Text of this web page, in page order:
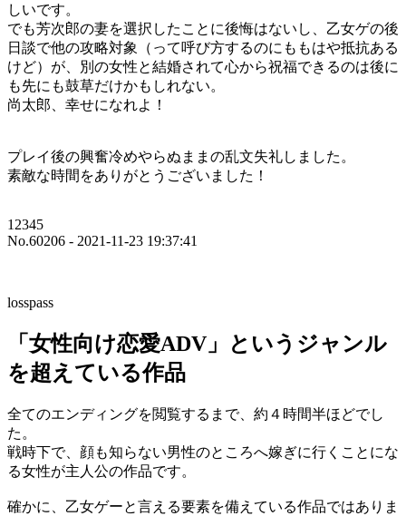
しいです。
でも芳次郎の妻を選択したことに後悔はないし、乙女ゲの後
日談で他の攻略対象（って呼び方するのにももはや抵抗ある
けど）が、別の女性と結婚されて心から祝福できるのは後に
も先にも鼓草だけかもしれない。
尚太郎、幸せになれよ！
プレイ後の興奮冷めやらぬままの乱文失礼しました。
素敵な時間をありがとうございました！
12345
No.60206 - 2021-11-23 19:37:41
losspass
「女性向け恋愛ADV」というジャンル
を超えている作品
全てのエンディングを閲覧するまで、約４時間半ほどでし
た。
戦時下で、顔も知らない男性のところへ嫁ぎに行くことにな
る女性が主人公の作品です。
確かに、乙女ゲーと言える要素を備えている作品ではありま